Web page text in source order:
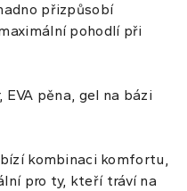
přizpůsobí
pohodlí při
pěna, gel na bázi
kombinaci komfortu,
pro ty, kteří tráví na